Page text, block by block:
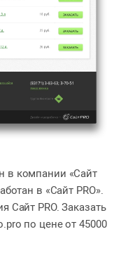
в компании «Сайт
в «Сайт PRO».
Сайт PRO. Заказать
по цене от 45000